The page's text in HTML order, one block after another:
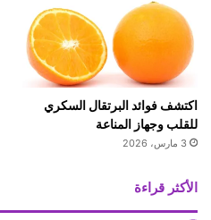
اكتشف فوائد البرتقال السكري
للقلب وجهاز المناعة
3 مارس، 2026
الأكثر قراءة